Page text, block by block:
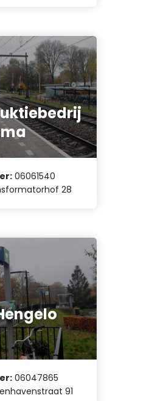
06061540
28
06047865
91